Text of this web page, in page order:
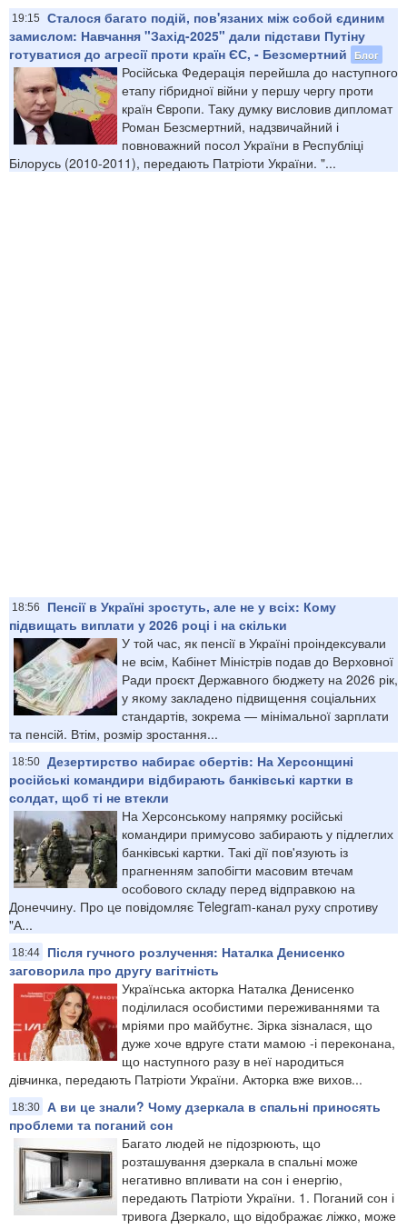
19:15
Сталося багато подій, пов'язаних між собой єдиним
замислом: Навчання "Захід-2025" дали підстави Путіну
готуватися до агресії проти країн ЄС, - Безсмертний
Блог
Російська Федерація перейшла до наступного
етапу гібридної війни у першу чергу проти
країн Європи. Таку думку висловив дипломат
Роман Безсмертний, надзвичайний і
повноважний посол України в Республіці
Білорусь (2010-2011), передають Патріоти України. "...
18:56
Пенсії в Україні зростуть, але не у всіх: Кому
підвищать виплати у 2026 році і на скільки
У той час, як пенсії в Україні проіндексували
не всім, Кабінет Міністрів подав до Верховної
Ради проєкт Державного бюджету на 2026 рік,
у якому закладено підвищення соціальних
стандартів, зокрема — мінімальної зарплати
та пенсій. Втім, розмір зростання...
18:50 Дезертирство набирає обертів: На Херсонщині
російські командири відбирають банківські картки в
солдат, щоб ті не втекли
На Херсонському напрямку російські
командири примусово забирають у підлеглих
банківські картки. Такі дії пов'язують із
прагненням запобігти масовим втечам
особового складу перед відправкою на
Донеччину. Про це повідомляє Telegram-канал руху спротиву
"А...
18:44
Після гучного розлучення: Наталка Денисенко
заговорила про другу вагітність
Українська акторка Наталка Денисенко
поділилася особистими переживаннями та
мріями про майбутнє. Зірка зізналася, що
дуже хоче вдруге стати мамою -і переконана,
що наступного разу в неї народиться
дівчинка, передають Патріоти України. Акторка вже вихов...
18:30 А ви це знали? Чому дзеркала в спальні приносять
проблеми та поганий сон
Багато людей не підозрюють, що
розташування дзеркала в спальні може
негативно впливати на сон і енергію,
передають Патріоти України. 1. Поганий сон і
тривога Дзеркало, що відображає ліжко, може